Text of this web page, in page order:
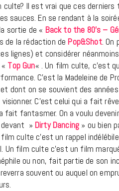
culte? Il est vrai que ces
sauces. En se rendant à la
sortie de « Back to the 80’s –
de la rédaction de Pop&Shot. On
lignes) et considérer
Top Gun« . Un film culte, c’est
C’est la Madeleine de
dont on se souvient des
C’est celui qui a fait
fait fantasmer. On a voulu
devant » Dirty Dancing » ou bien
film culte c’est un rappel
Un film culte c’est un film
ou non, fait partie de son
reverra souvent ou auquel on